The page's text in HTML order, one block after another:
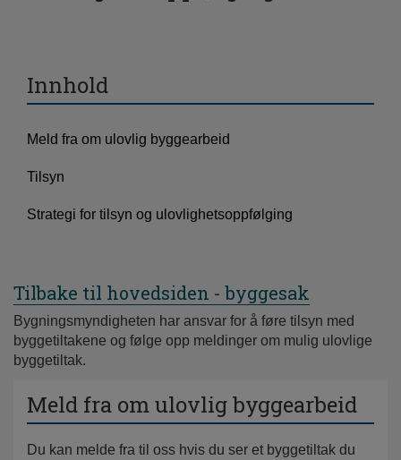
Innhold
Meld fra om ulovlig byggearbeid
Tilsyn
Strategi for tilsyn og ulovlighetsoppfølging
Tilbake til hovedsiden - byggesak
Bygningsmyndigheten har ansvar for å føre tilsyn med
byggetiltakene og følge opp meldinger om mulig ulovlige
byggetiltak.
Meld fra om ulovlig byggearbeid
Du kan melde fra til oss hvis du ser et byggetiltak du